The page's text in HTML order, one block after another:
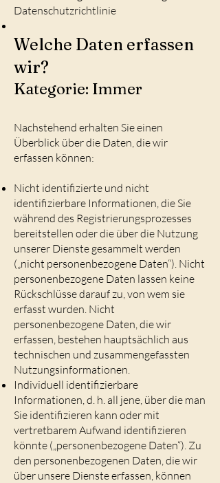
Datenschutzrichtlinie
Welche Daten erfassen
wir?
Kategorie: Immer
Nachstehend erhalten Sie einen
Überblick über die Daten, die wir
erfassen können:
Nicht identifizierte und nicht
identifizierbare Informationen, die Sie
während des Registrierungsprozesses
bereitstellen oder die über die Nutzung
unserer Dienste gesammelt werden
(„nicht personenbezogene Daten“). Nicht
personenbezogene Daten lassen keine
Rückschlüsse darauf zu, von wem sie
erfasst wurden. Nicht
personenbezogene Daten, die wir
erfassen, bestehen hauptsächlich aus
technischen und zusammengefassten
Nutzungsinformationen.
Individuell identifizierbare
Informationen, d. h. all jene, über die man
Sie identifizieren kann oder mit
vertretbarem Aufwand identifizieren
könnte („personenbezogene Daten“). Zu
den personenbezogenen Daten, die wir
über unsere Dienste erfassen, können